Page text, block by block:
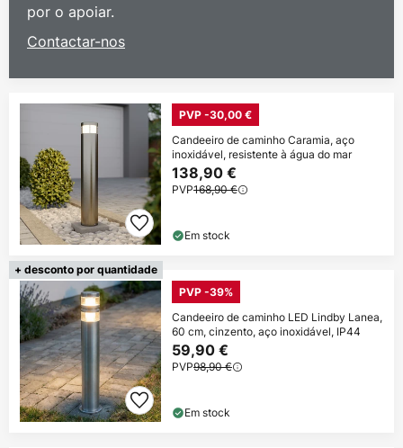
por o apoiar.
Contactar-nos
PVP -30,00 €
Candeeiro de caminho Caramia, aço
inoxidável, resistente à água do mar
138,90 €
PVP168,90 €
Em stock
+ desconto por quantidade
PVP -39%
Candeeiro de caminho LED Lindby Lanea,
60 cm, cinzento, aço inoxidável, IP44
59,90 €
PVP98,90 €
Em stock